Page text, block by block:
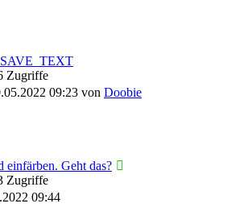
SAVE_TEXT
Zugriffe
09:23 von Doobie
Geht das?
Zugriffe
09:44